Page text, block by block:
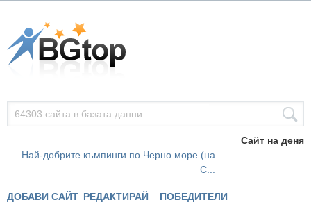
Сайт на деня
Най-добрите къмпинги по Черно море (на
С...
ДОБАВИ САЙТ РЕДАКТИРАЙ ПОБЕДИТЕЛИ